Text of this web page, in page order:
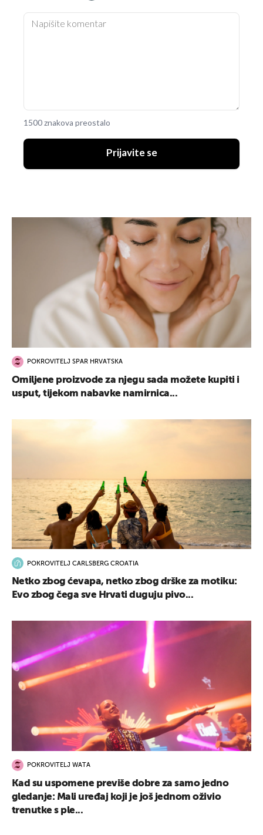
1500 znakova preostalo
Prijavite se
POKROVITELJ SPAR HRVATSKA
Omiljene proizvode za njegu sada možete kupiti i
usput, tijekom nabavke namirnica...
POKROVITELJ CARLSBERG CROATIA
Netko zbog ćevapa, netko zbog drške za motiku:
Evo zbog čega sve Hrvati duguju pivo...
POKROVITELJ WATA
Kad su uspomene previše dobre za samo jedno
gledanje: Mali uređaj koji je još jednom oživio
trenutke s ple...